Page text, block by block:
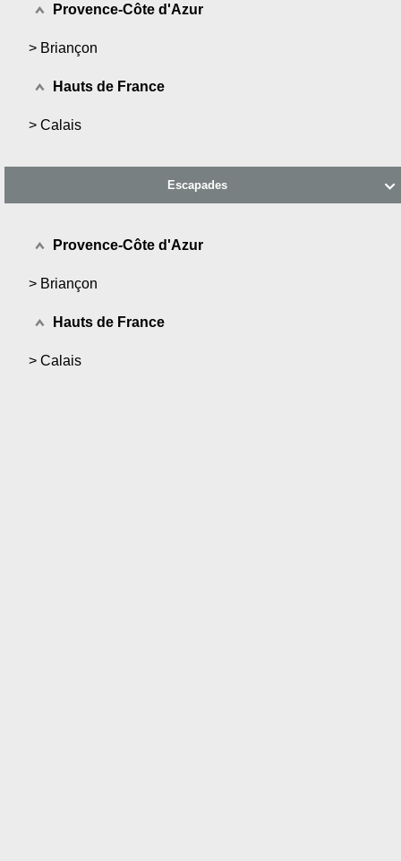
Provence-Côte d'Azur
> Briançon
Hauts de France
> Calais

Escapades
Provence-Côte d'Azur
> Briançon
Hauts de France
> Calais